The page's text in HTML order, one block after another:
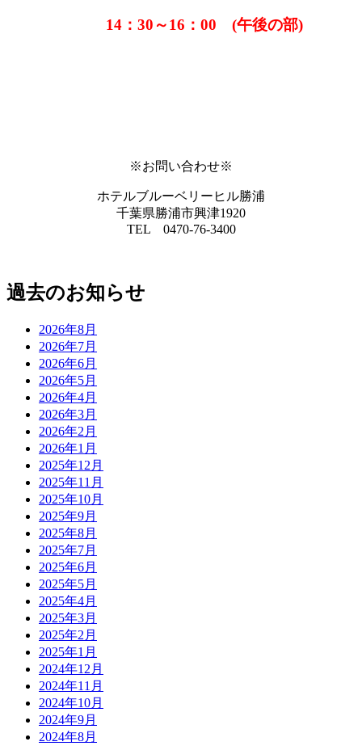
14：30～16：00 (午後の部)
※お問い合わせ※
ホテルブルーベリーヒル勝浦
千葉県勝浦市興津1920
TEL 0470-76-3400
過去のお知らせ
2026年8月
2026年7月
2026年6月
2026年5月
2026年4月
2026年3月
2026年2月
2026年1月
2025年12月
2025年11月
2025年10月
2025年9月
2025年8月
2025年7月
2025年6月
2025年5月
2025年4月
2025年3月
2025年2月
2025年1月
2024年12月
2024年11月
2024年10月
2024年9月
2024年8月